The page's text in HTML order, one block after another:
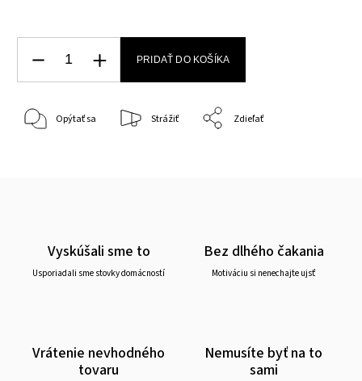
PRIDAŤ DO KOŠÍKA
Opýtať sa Strážiť Zdieľať
Vyskúšali sme to
Usporiadali sme stovky domácností
Bez dlhého čakania
Motiváciu si nenechajte ujsť
Vrátenie nevhodného
tovaru
Nemusíte byť na to
sami